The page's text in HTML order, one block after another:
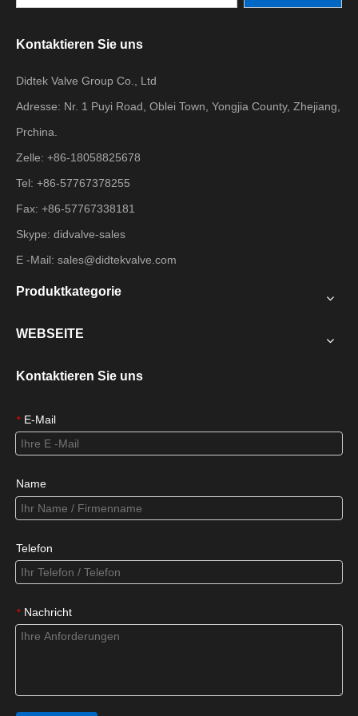
Kontaktieren Sie uns
Didtek Valve Group Co., Ltd
Adresse: Nr. 1 Puyi Road, Oblei Town, Yongjia County, Zhejiang,
Prchina.
Zelle: +86-18058825678
Tel: +86-57767378255
Fax: +86-57767338181
Skype: didvalve-sales
E -Mail: sales@didtekvalve.com
Produktkategorie
WEBSEITE
Kontaktieren Sie uns
* E-Mail
Name
Telefon
* Nachricht